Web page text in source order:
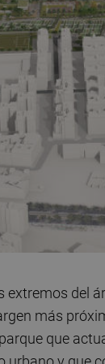
extremos del
más
que